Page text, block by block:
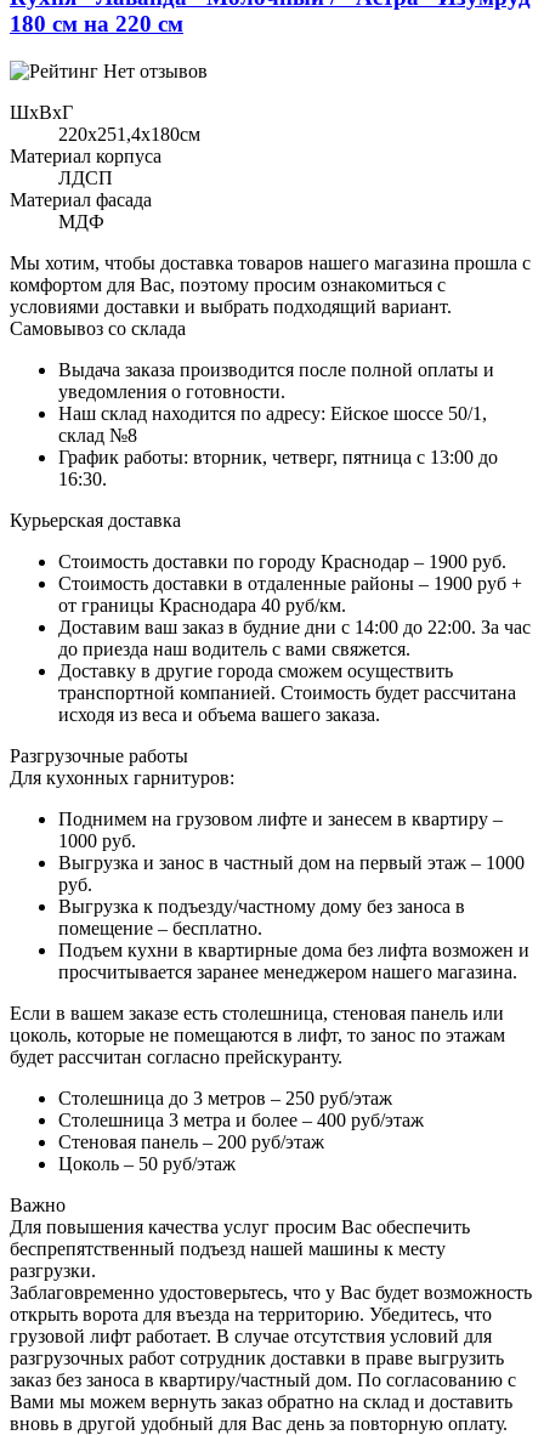
180 см на 220 см
Нет отзывов
ШхВхГ
220x251,4х180см
Материал корпуса
ЛДСП
Материал фасада
МДФ
Мы хотим, чтобы доставка товаров нашего магазина прошла с
комфортом для Вас, поэтому просим ознакомиться с
условиями доставки и выбрать подходящий вариант.
Самовывоз со склада
Выдача заказа производится после полной оплаты и
уведомления о готовности.
Наш склад находится по адресу: Ейское шоссе 50/1,
склад №8
График работы: вторник, четверг, пятница с 13:00 до
16:30.
Курьерская доставка
Стоимость доставки по городу Краснодар – 1900 руб.
Стоимость доставки в отдаленные районы – 1900 руб +
от границы Краснодара 40 руб/км.
Доставим ваш заказ в будние дни с 14:00 до 22:00. За час
до приезда наш водитель с вами свяжется.
Доставку в другие города сможем осуществить
транспортной компанией. Стоимость будет рассчитана
исходя из веса и объема вашего заказа.
Разгрузочные работы
Для кухонных гарнитуров:
Поднимем на грузовом лифте и занесем в квартиру –
1000 руб.
Выгрузка и занос в частный дом на первый этаж – 1000
руб.
Выгрузка к подъезду/частному дому без заноса в
помещение – бесплатно.
Подъем кухни в квартирные дома без лифта возможен и
просчитывается заранее менеджером нашего магазина.
Если в вашем заказе есть столешница, стеновая панель или
цоколь, которые не помещаются в лифт, то занос по этажам
будет рассчитан согласно прейскуранту.
Столешница до 3 метров – 250 руб/этаж
Столешница 3 метра и более – 400 руб/этаж
Стеновая панель – 200 руб/этаж
Цоколь – 50 руб/этаж
Важно
Для повышения качества услуг просим Вас обеспечить
беспрепятственный подъезд нашей машины к месту
разгрузки.
Заблаговременно удостоверьтесь, что у Вас будет возможность
открыть ворота для въезда на территорию. Убедитесь, что
грузовой лифт работает. В случае отсутствия условий для
разгрузочных работ сотрудник доставки в праве выгрузить
заказ без заноса в квартиру/частный дом. По согласованию с
Вами мы можем вернуть заказ обратно на склад и доставить
вновь в другой удобный для Вас день за повторную оплату.